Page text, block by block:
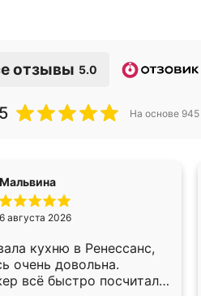
отзывы 5.0
На основе 945
Мальвина
6 августа 2026
кухню в Ренессанс,
очень довольна.
всё быстро посчитала,